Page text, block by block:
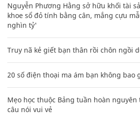
Nguyễn Phương Hằng sở hữu khối tài
khoe sổ đỏ tính bằng cân, mắng cựu
nghìn tỷ'
Truy nã kẻ giết bạn thân rồi chôn ngồi
20 số điện thoại ma ám bạn không bao
Mẹo học thuộc Bảng tuần hoàn
câu nói vui vẻ